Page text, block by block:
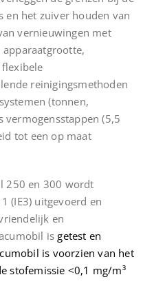
en het zuiver houden van
vernieuwingen met
reinigingsmethoden
(tonnen,
vermogensstappen (5,5
tot een op maat
250 en 300 wordt
(IE3) uitgevoerd en
en
isgetest en
is voorzien van het
stofemissie <0,1 mg/m³